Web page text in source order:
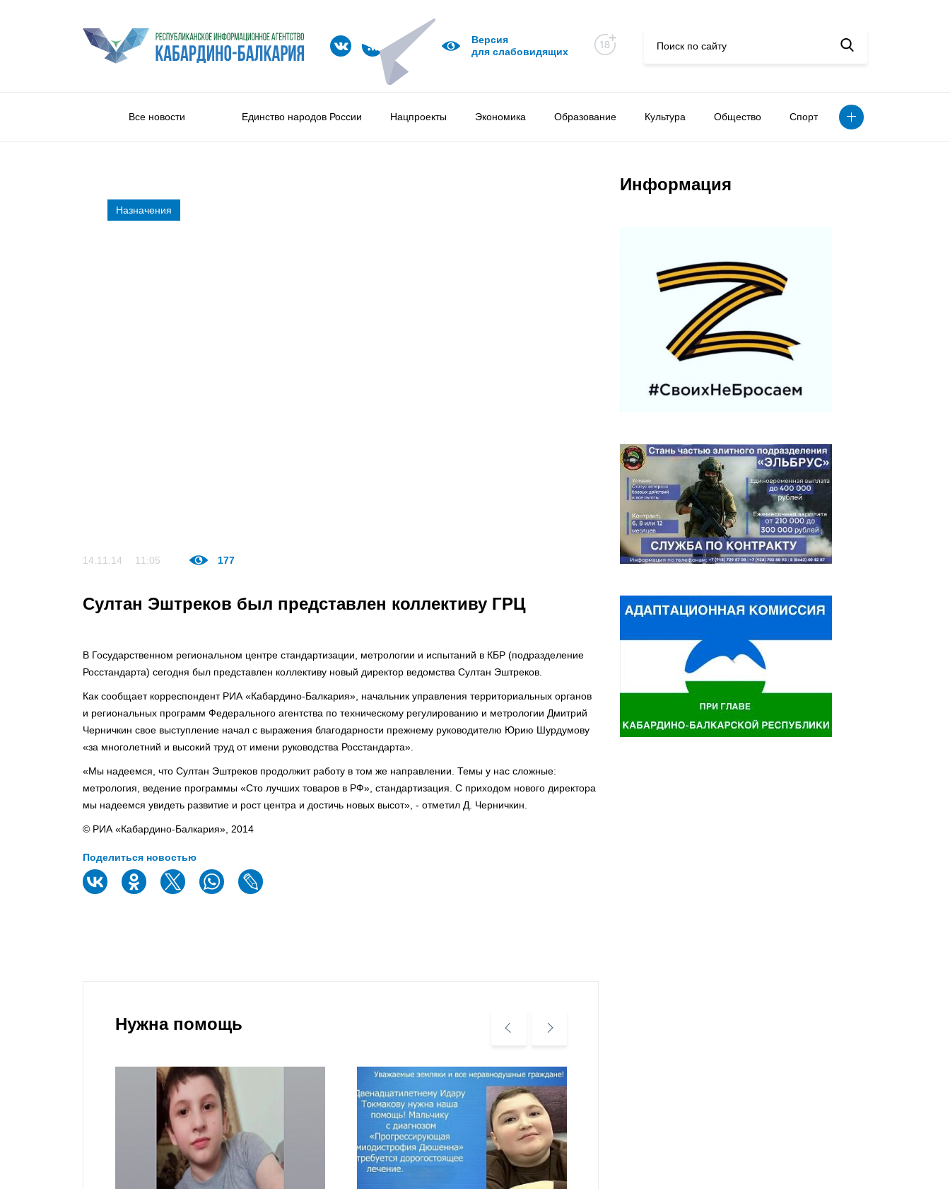
Версия
для слабовидящих
Все новости Единство народов России Нацпроекты Экономика Образование Культура Общество Спорт
Назначения
14.11.14 11:05 177
Султан Эштреков был представлен коллективу ГРЦ
В Государственном региональном центре стандартизации, метрологии и испытаний в КБР (подразделение
Росстандарта) сегодня был представлен коллективу новый директор ведомства Султан Эштреков.
Как сообщает корреспондент РИА «Кабардино-Балкария», начальник управления территориальных органов
и региональных программ Федерального агентства по техническому регулированию и метрологии Дмитрий
Черничкин свое выступление начал с выражения благодарности прежнему руководителю Юрию Шурдумову
«за многолетний и высокий труд от имени руководства Росстандарта».
«Мы надеемся, что Султан Эштреков продолжит работу в том же направлении. Темы у нас сложные:
метрология, ведение программы «Сто лучших товаров в РФ», стандартизация. С приходом нового директора
мы надеемся увидеть развитие и рост центра и достичь новых высот», - отметил Д. Черничкин.
© РИА «Кабардино-Балкария», 2014
Поделиться новостью
Информация
Нужна помощь